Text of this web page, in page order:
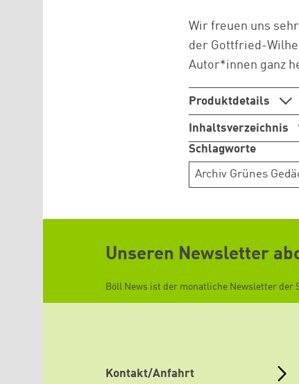
Wir freuen uns
der Gottfried-
Autor*innen ganz
Produktdetails
Inhaltsverzeichnis
Schlagworte
Archiv Grünes
Unseren Newsletter
Böll News ist der monatliche Newsletter
Kontakt/Anfahrt